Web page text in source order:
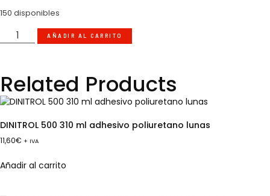
150 disponibles
AÑADIR AL CARRITO
Related Products
DINITROL 500 310 ml adhesivo poliuretano lunas
11,60€ + IVA
Añadir al carrito